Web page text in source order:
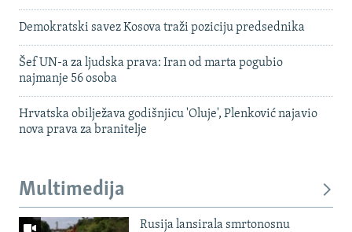
Demokratski savez Kosova traži poziciju predsednika
Šef UN-a za ljudska prava: Iran od marta pogubio
najmanje 56 osoba
Hrvatska obilježava godišnjicu 'Oluje', Plenković najavio
nova prava za branitelje
Multimedija
Rusija lansirala smrtonosnu